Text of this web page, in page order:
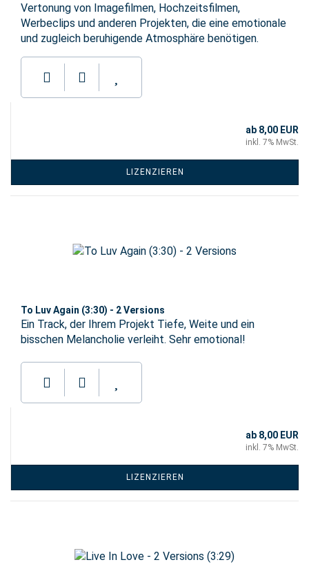
Vertonung von Imagefilmen, Hochzeitsfilmen,
Werbeclips und anderen Projekten, die eine emotionale
und zugleich beruhigende Atmosphäre benötigen.
ab 8,00 EUR
inkl. 7% MwSt.
LIZENZIEREN
To Luv Again (3:30) - 2 Versions
Ein Track, der Ihrem Projekt Tiefe, Weite und ein
bisschen Melancholie verleiht. Sehr emotional!
ab 8,00 EUR
inkl. 7% MwSt.
LIZENZIEREN